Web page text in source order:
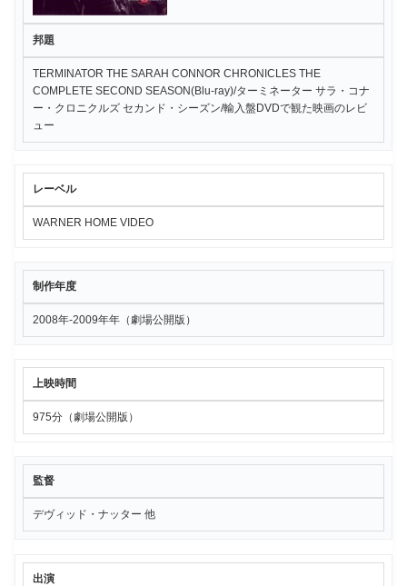
邦題
TERMINATOR THE SARAH CONNOR CHRONICLES THE
COMPLETE SECOND SEASON(Blu-ray)/ターミネーター サラ・コナ
ー・クロニクルズ セカンド・シーズン/輸入盤DVDで観た映画のレビ
ュー
レーベル
WARNER HOME VIDEO
制作年度
2008年-2009年年（劇場公開版）
上映時間
975分（劇場公開版）
監督
デヴィッド・ナッター 他
出演